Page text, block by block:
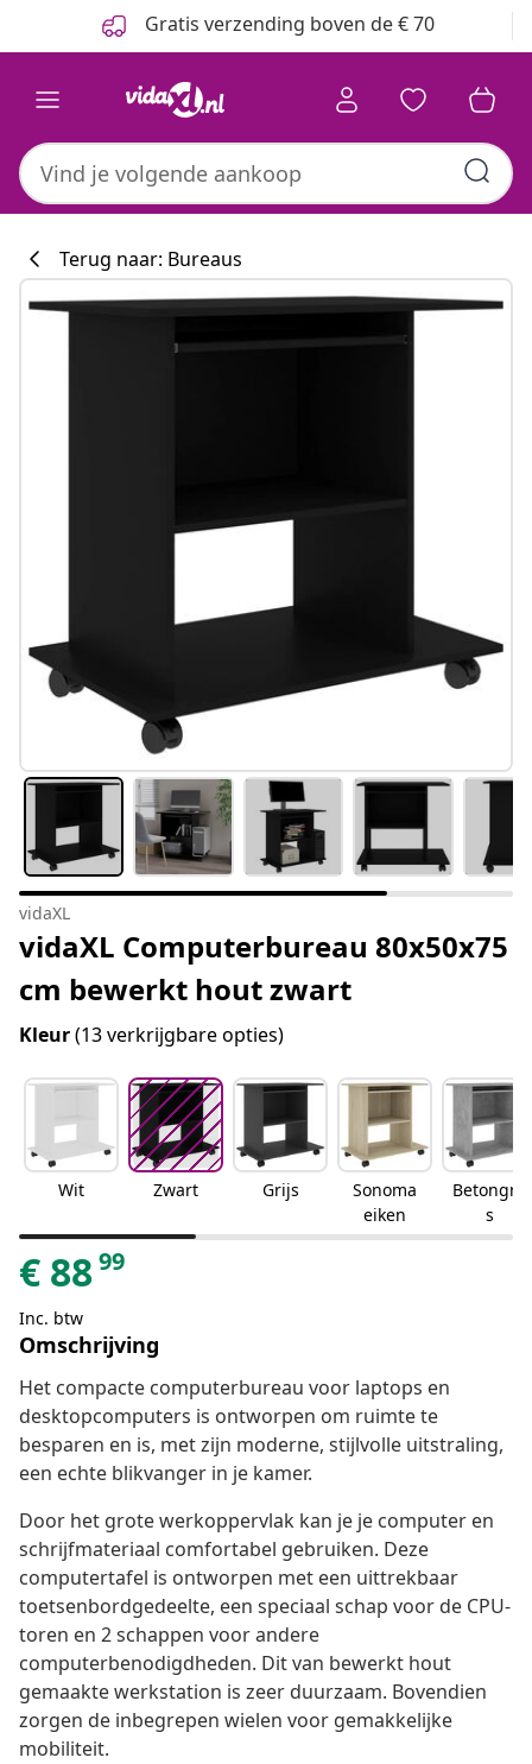
Gratis verzending boven de € 70
Terug naar: Bureaus
vidaXL
vidaXL Computerbureau 80x50x75
cm bewerkt hout zwart
Kleur(13 verkrijgbare opties)
Wit Zwart Grijs
Sonoma
eiken
Betongrij
s
€ 8899
Inc. btw
Omschrijving
Het compacte computerbureau voor laptops en
desktopcomputers is ontworpen om ruimte te
besparen en is, met zijn moderne, stijlvolle uitstraling,
een echte blikvanger in je kamer.
Door het grote werkoppervlak kan je je computer en
schrijfmateriaal comfortabel gebruiken. Deze
computertafel is ontworpen met een uittrekbaar
toetsenbordgedeelte, een speciaal schap voor de CPU-
toren en 2 schappen voor andere
computerbenodigdheden. Dit van bewerkt hout
gemaakte werkstation is zeer duurzaam. Bovendien
zorgen de inbegrepen wielen voor gemakkelijke
mobiliteit.